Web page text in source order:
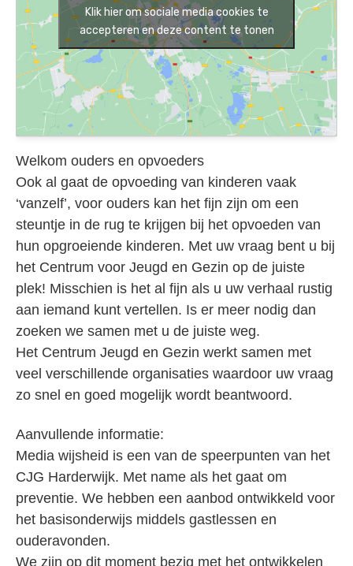
Klik hier om sociale media cookies te
accepteren en deze content te tonen
Welkom ouders en opvoeders
Ook al gaat de opvoeding van kinderen vaak
‘vanzelf’, voor ouders kan het fijn zijn om een
steuntje in de rug te krijgen bij het opvoeden van
hun opgroeiende kinderen. Met uw vraag bent u bij
het Centrum voor Jeugd en Gezin op de juiste
plek! Misschien is het al fijn als u uw verhaal rustig
aan iemand kunt vertellen. Is er meer nodig dan
zoeken we samen met u de juiste weg.
Het Centrum Jeugd en Gezin werkt samen met
veel verschillende organisaties waardoor uw vraag
zo snel en goed mogelijk wordt beantwoord.
Aanvullende informatie:
Media wijsheid is een van de speerpunten van het
CJG Harderwijk. Met name als het gaat om
preventie. We hebben een aanbod ontwikkeld voor
het basisonderwijs middels gastlessen en
ouderavonden.
We zijn op dit moment bezig met het ontwikkelen